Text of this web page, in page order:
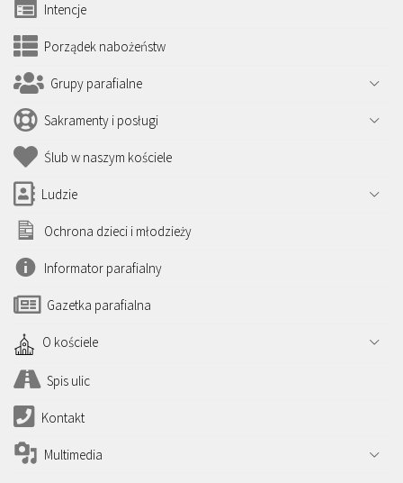
Intencje
Porządek nabożeństw
Grupy parafialne
Sakramenty i posługi
Ślub w naszym kościele
Ludzie
Ochrona dzieci i młodzieży
Informator parafialny
Gazetka parafialna
O kościele
Spis ulic
Kontakt
Multimedia